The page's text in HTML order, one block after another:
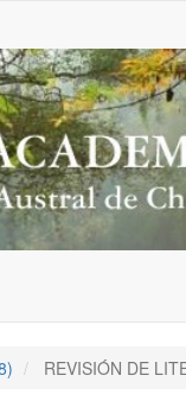
REVISIÓN DE